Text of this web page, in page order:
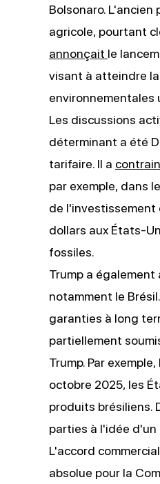
Bolsonaro.
agricole, pourtant
annonçait le
visant à atteindre
environnementales
Les discussions
déterminant a été
tarifaire. Il a
par exemple, dans
de l'investissement
dollars aux États-
fossiles.
Trump a
notamment le
garanties à long
partiellement
Trump. Par
octobre 2025, les
produits brésiliens.
parties à l'idée d'un
L'accord
absolue pour la